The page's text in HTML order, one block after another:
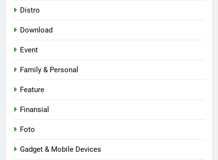
Distro
Download
Event
Family & Personal
Feature
Finansial
Foto
Gadget & Mobile Devices